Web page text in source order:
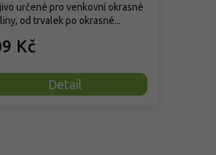
Kč
Detail
určené pro venkovní okrasné
od trvalek po okrasné...